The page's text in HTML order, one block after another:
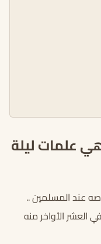
علمات ليلة
عند المسلمين ..
الأواخر منه